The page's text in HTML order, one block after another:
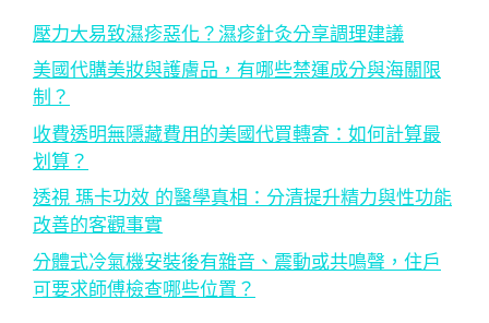
壓力大易致濕疹惡化？濕疹針灸分享調理建議
美國代購美妝與護膚品，有哪些禁運成分與海關限
制？
收費透明無隱藏費用的美國代買轉寄：如何計算最
划算？
透視 瑪卡功效 的醫學真相：分清提升精力與性功能
改善的客觀事實
分體式冷氣機安裝後有雜音、震動或共鳴聲，住戶
可要求師傅檢查哪些位置？